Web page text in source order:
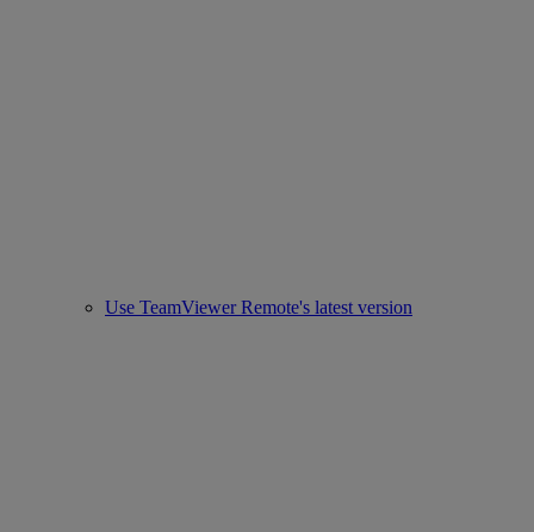
Use TeamViewer Remote's latest version